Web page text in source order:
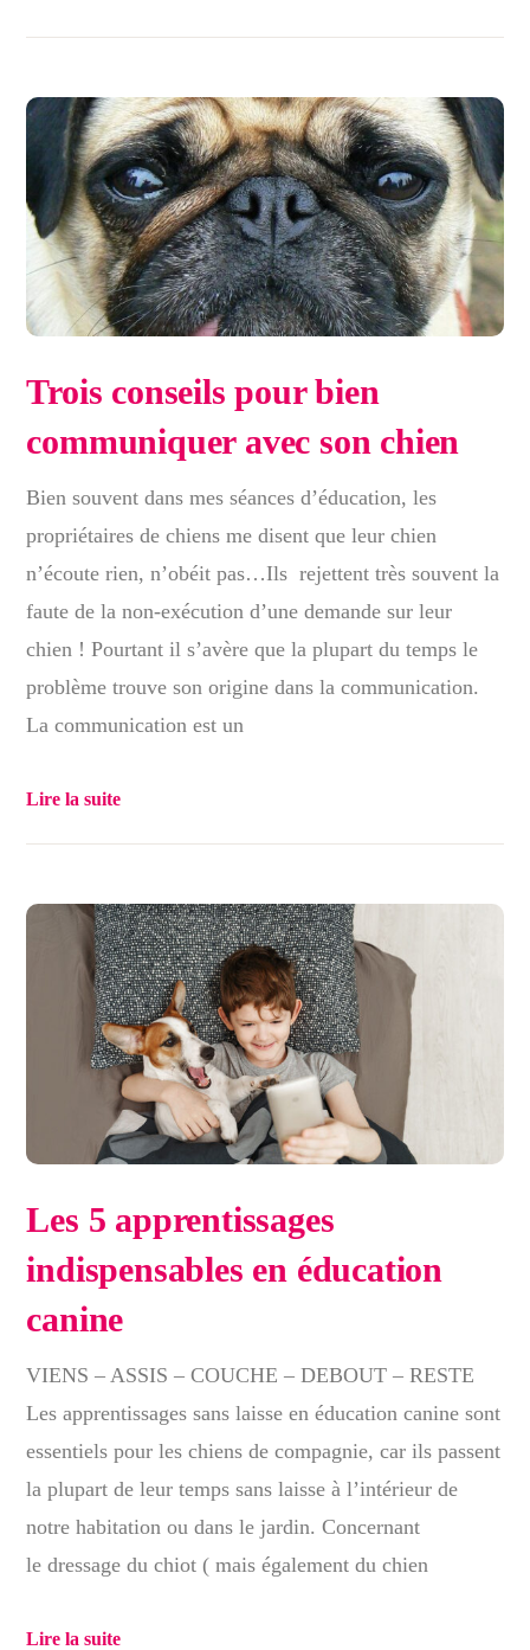
Trois conseils pour bien
communiquer avec son chien
Bien souvent dans mes séances d’éducation, les
propriétaires de chiens me disent que leur chien
n’écoute rien, n’obéit pas…Ils rejettent très souvent la
faute de la non-exécution d’une demande sur leur
chien ! Pourtant il s’avère que la plupart du temps le
problème trouve son origine dans la communication.
La communication est un
Lire la suite
Les 5 apprentissages
indispensables en éducation
canine
VIENS – ASSIS – COUCHE – DEBOUT – RESTE
Les apprentissages sans laisse en éducation canine sont
essentiels pour les chiens de compagnie, car ils passent
la plupart de leur temps sans laisse à l’intérieur de
notre habitation ou dans le jardin. Concernant
le dressage du chiot ( mais également du chien
Lire la suite